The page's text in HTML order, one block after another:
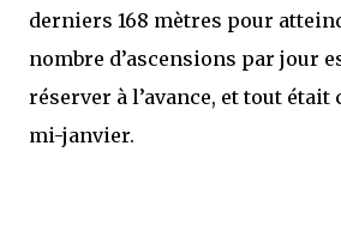
derniers 168 mètres pour
nombre d’ascensions par jour
réserver à l’avance, et tout était
mi-janvier.